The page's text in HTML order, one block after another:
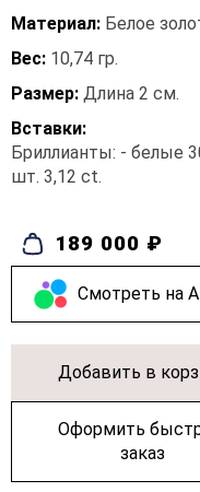
Материал: Белое
Вес: 10,74 гр.
Размер: Длина 2 см.
Вставки:
Бриллианты: - белые
шт. 3,12 ct.
189 000 ₽
Cмотреть на
Добавить в
Оформить
заказ